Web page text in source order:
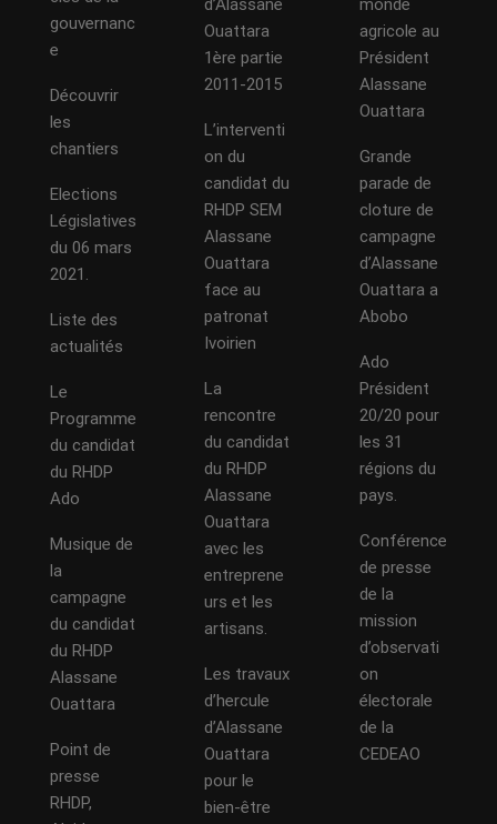
gouvernanc
e
Découvrir
les
chantiers
Elections
Législatives
du 06 mars
2021.
Liste des
actualités
Le
Programme
du candidat
du RHDP
Ado
Musique de
la
campagne
du candidat
du RHDP
Alassane
Ouattara
Point de
presse
RHDP,
d’Alassane
Ouattara
1ère partie
2011-2015
L’interventi
on du
candidat du
RHDP SEM
Alassane
Ouattara
face au
patronat
Ivoirien
La
rencontre
du candidat
du RHDP
Alassane
Ouattara
avec les
entreprene
urs et les
artisans.
Les travaux
d’hercule
d’Alassane
Ouattara
pour le
bien-être
monde
agricole au
Président
Alassane
Ouattara
Grande
parade de
cloture de
campagne
d’Alassane
Ouattara a
Abobo
Ado
Président
20/20 pour
les 31
régions du
pays.
Conférence
de presse
de la
mission
d’observati
on
électorale
de la
CEDEAO